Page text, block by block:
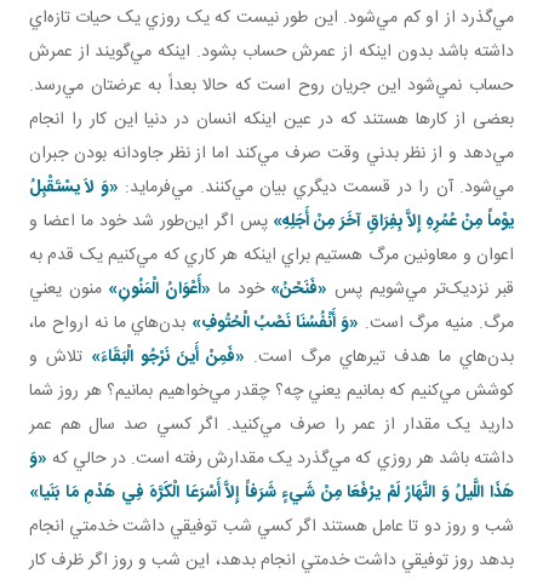
مي‌گذرد از او کم مي‌شود. اين طور نيست که يک روزي يک حيات تازه‌اي
داشته باشد بدون اينکه از عمرش حساب بشود. اينکه مي‌گويند از عمرش
حساب نمي‌شود اين جريان روح است که حالا بعداً به عرضتان مي‌رسد.
بعضی از کارها هستند که در عين اينکه انسان در دنيا اين کار را انجام
مي‌دهد و از نظر بدني وقت صرف مي‌کند اما از نظر جاودانه بودن جبران
مي‌شود. آن را در قسمت ديگري بيان مي‌کنند. مي‌فرمايد: «وَ لاَ يسْتَقْبِلُ
يوْماً مِنْ عُمُرِهِ إِلاَّ بِفِرَاقِ آخَرَ مِنْ أَجَلِهِ» پس اگر اين‌طور شد خود ما اعضا و
اعوان و معاونين مرگ هستيم براي اينکه هر کاري که مي‌کنيم يک قدم به
قبر نزديک‌تر مي‌شويم پس «فَنَحْنُ» خود ما «أَعْوَانُ الْمَنُونِ»منون يعني
مرگ. منيه مرگ است. «وَ أَنْفُسُنَا نَصْبُ الْحُتُوفِ» بدن‌هاي ما نه ارواح ما،
بدن‌هاي ما هدف تيرهاي مرگ است. «فَمِنْ أَينَ نَرْجُو الْبَقَاءَ» تلاش و
کوشش مي‌کنيم که بمانيم يعني چه؟ چقدر مي‌خواهيم بمانيم؟ هر روز شما
داريد يک مقدار از عمر را صرف مي‌کنيد. اگر کسي صد سال هم عمر
داشته باشد هر روزي که مي‌گذرد يک مقدارش رفته است. در حالي که «وَ
هَذَا اللَّيلُ وَ النَّهَارُ لَمْ يرْفَعَا مِنْ شَيءٍ شَرَفاً إِلاَّ أَسْرَعَا الْکَرَّهَ فِي هَدْمِ مَا بَنَيا»
شب و روز دو تا عامل‌ هستند اگر کسي شب توفيقي داشت خدمتي انجام
بدهد روز توفيقي داشت خدمتي انجام بدهد، اين شب و روز اگر ظرف کار